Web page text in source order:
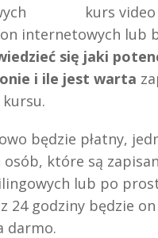
kurs
internetowych lub
się jaki
i ile jest warta
będzie płatny,
które są
lub po
24 godziny będzie
darmo.